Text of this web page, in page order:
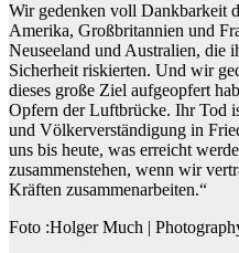
Wir gedenken voll Dankbarkeit
Amerika, Großbritannien und
Neuseeland und Australien, die
Sicherheit riskierten. Und wir
dieses große Ziel aufgeopfert
Opfern der Luftbrücke. Ihr Tod
und Völkerverständigung in
uns bis heute, was erreicht
zusammenstehen, wenn wir
Kräften zusammenarbeiten.“
Foto :Holger Much |